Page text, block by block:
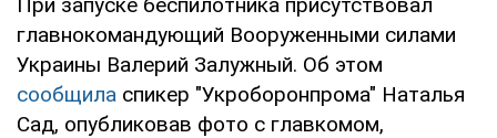
главнокомандующий Вооруженными силами
Украины Валерий Залужный. Об этом
сообщила спикер "Укроборонпрома" Наталья
Сад, опубликовав фото с главкомом,